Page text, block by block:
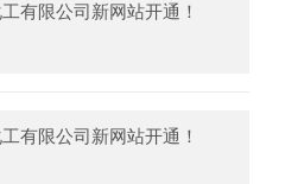
有限公司新网站开通！
有限公司新网站开通！